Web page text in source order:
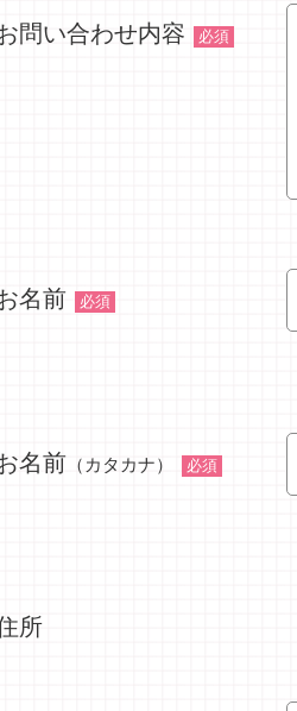
問い合わせ内容 必須
名前 必須
名前 （カタカナ） 必須
所